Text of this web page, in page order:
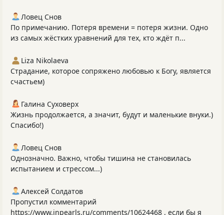
Ловец Снов
По примечанию. Потеря времени = потеря жизни. Одно
из самых жёстких уравнений для тех, кто ждёт п...
Liza Nikolaeva
Страдание, которое сопряжено любовью к Богу, является
счастьем)
Галина Суховерх
Жизнь продолжается, а значит, будут и маленькие внуки.)
Спасибо!)
Ловец Снов
Однозначно. Важно, чтобы тишина не становилась
испытанием и стрессом...)
Алексей Солдатов
Пропустил комментарий
https://www.inpearls.ru/comments/10624468 , если бы я